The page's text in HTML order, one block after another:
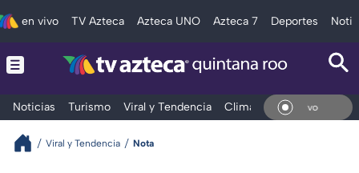
en vivo TV Azteca Azteca UNO Azteca 7 Deportes
Noticias Turismo Viral y Tendencia Clima Tráfico En
Viral y Tendencia Nota